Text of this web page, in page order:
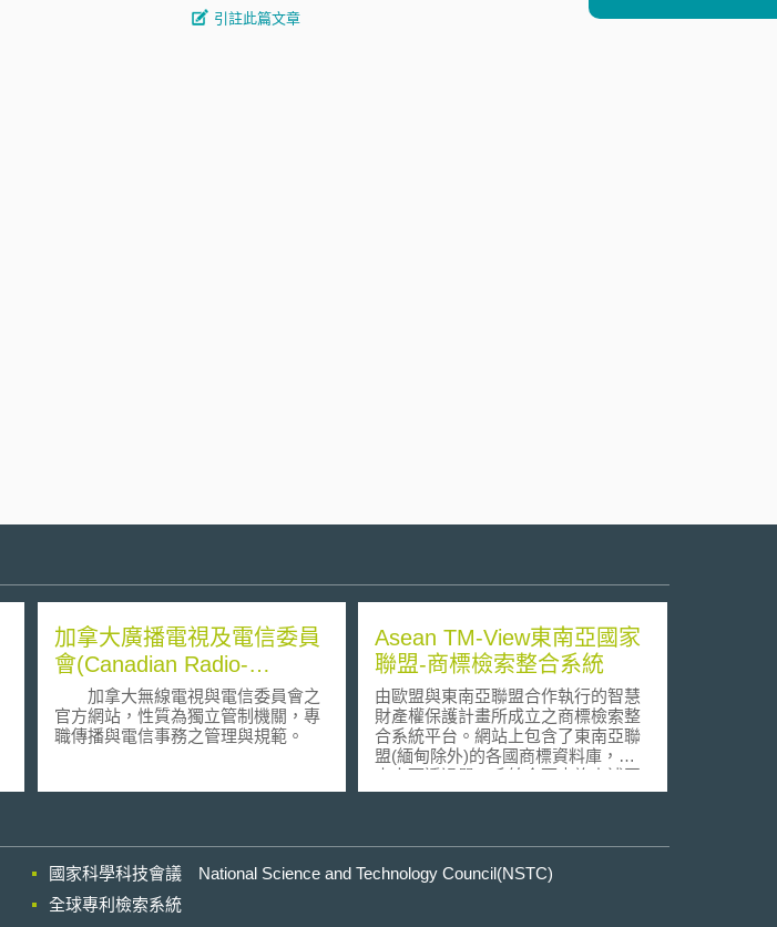
引註此篇文章
加拿大廣播電視及電信委員
會(Canadian Radio-
television and
Telecommunications
Commission)
加拿大無線電視與電信委員會之
官方網站，性質為獨立管制機關，專
職傳播與電信事務之管理與規範。
Asean TM-View東南亞國家
聯盟-商標檢索整合系統
由歐盟與東南亞聯盟合作執行的智慧
財產權保護計畫所成立之商標檢索整
合系統平台。網站上包含了東南亞聯
盟(緬甸除外)的各國商標資料庫，檢
索人可透過單一系統介面查詢上述國
家的商標申請及註冊狀況。
國家科學科技會議 National Science and Technology Council(NSTC)
全球專利檢索系統